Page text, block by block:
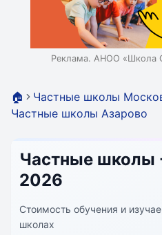
Реклама. АНОО «Школа
🏠
Частные школы
Частные школы Азарово
Частные школы
2026
Стоимость обучения и
школах